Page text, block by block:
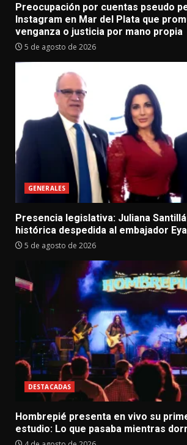
Preocupación por cuentas pseudo
Instagram en Mar del Plata que
venganza o justicia por mano propia
5 de agosto de 2026
GENERALES
Presencia legislativa: Juliana
histórica despedida al embajador
5 de agosto de 2026
DESTACADAS
Hombrepié presenta en vivo su
estudio: Lo que pasaba mientras